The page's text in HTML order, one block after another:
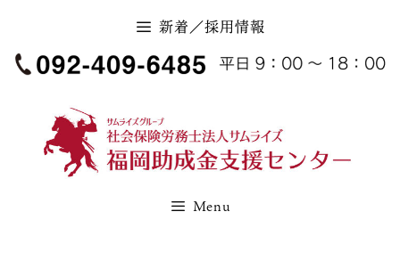
新着／採用情報
Menu